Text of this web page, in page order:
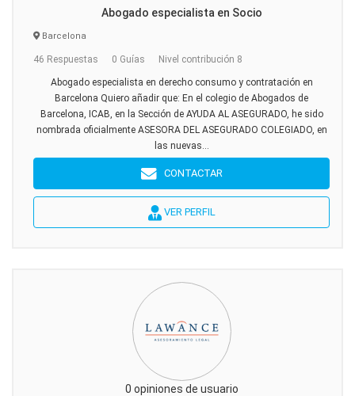
Abogado especialista en Socio
Barcelona
46 Respuestas 0 Guías Nivel contribución 8
Abogado especialista en derecho consumo y contratación en
Barcelona Quiero añadir que: En el colegio de Abogados de
Barcelona, ICAB, en la Sección de AYUDA AL ASEGURADO, he sido
nombrada oficialmente ASESORA DEL ASEGURADO COLEGIADO, en
las nuevas...
CONTACTAR
VER PERFIL
0 opiniones de usuario